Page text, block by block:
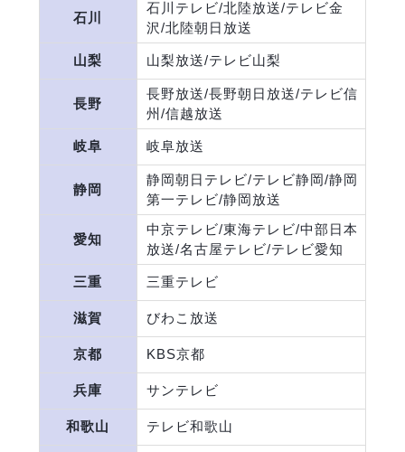
石川
石川テレビ/北陸放送/テレビ金
沢/北陸朝日放送
山梨 山梨放送/テレビ山梨
長野
長野放送/長野朝日放送/テレビ信
州/信越放送
岐阜 岐阜放送
静岡
静岡朝日テレビ/テレビ静岡/静岡
第一テレビ/静岡放送
愛知
中京テレビ/東海テレビ/中部日本
放送/名古屋テレビ/テレビ愛知
三重 三重テレビ
滋賀 びわこ放送
京都 KBS京都
兵庫 サンテレビ
和歌山 テレビ和歌山